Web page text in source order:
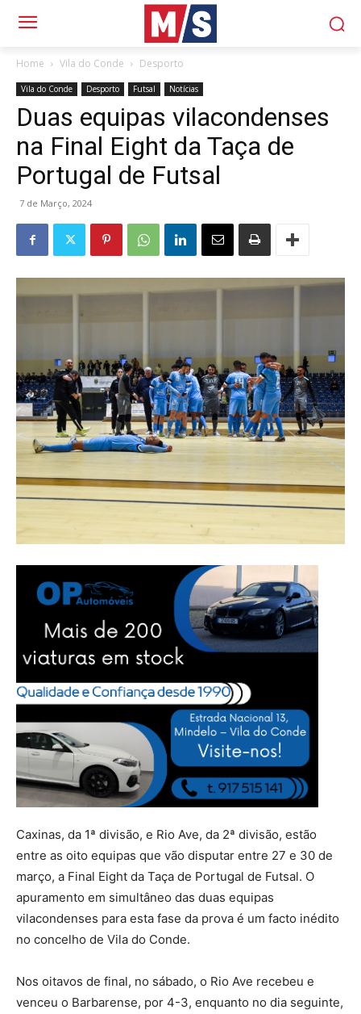
Home Vila do Conde Desporto
Vila do Conde Desporto Futsal Notícias
Duas equipas vilacondenses
na Final Eight da Taça de
Portugal de Futsal
7 de Março, 2024
Caxinas, da 1ª divisão, e Rio Ave, da 2ª divisão, estão
entre as oito equipas que vão disputar entre 27 e 30 de
março, a Final Eight da Taça de Portugal de Futsal. O
apuramento em simultâneo das duas equipas
vilacondenses para esta fase da prova é um facto inédito
no concelho de Vila do Conde.
Nos oitavos de final, no sábado, o Rio Ave recebeu e
venceu o Barbarense, por 4-3, enquanto no dia seguinte,